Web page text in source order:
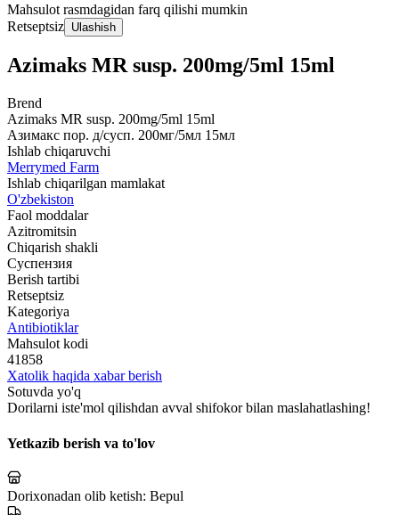
Mahsulot rasmdagidan farq qilishi mumkin
Retseptsiz Ulashish
Azimaks MR susp. 200mg/5ml 15ml
Brend
Azimaks MR susp. 200mg/5ml 15ml
Азимакс пор. д/сусп. 200мг/5мл 15мл
Ishlab chiqaruvchi
Merrymed Farm
Ishlab chiqarilgan mamlakat
O'zbekiston
Faol moddalar
Azitromitsin
Chiqarish shakli
Суспензия
Berish tartibi
Retseptsiz
Kategoriya
Antibiotiklar
Mahsulot kodi
41858
Xatolik haqida xabar berish
Sotuvda yo'q
Dorilarni iste'mol qilishdan avval shifokor bilan maslahatlashing!
Yetkazib berish va to'lov
Dorixonadan olib ketish: Bepul